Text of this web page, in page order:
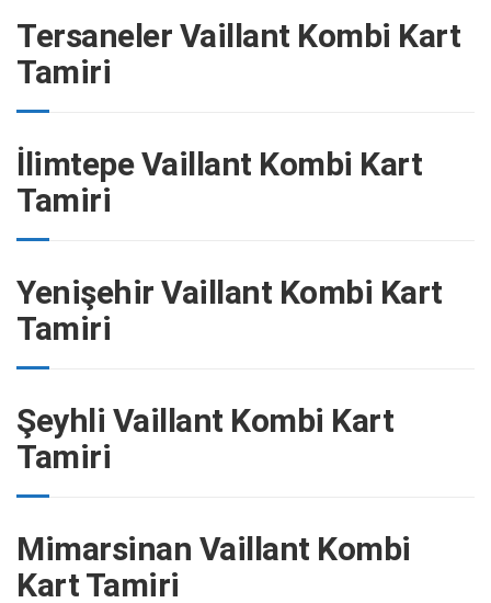
Tersaneler Vaillant Kombi Kart
Tamiri
İlimtepe Vaillant Kombi Kart
Tamiri
Yenişehir Vaillant Kombi Kart
Tamiri
Şeyhli Vaillant Kombi Kart
Tamiri
Mimarsinan Vaillant Kombi
Kart Tamiri